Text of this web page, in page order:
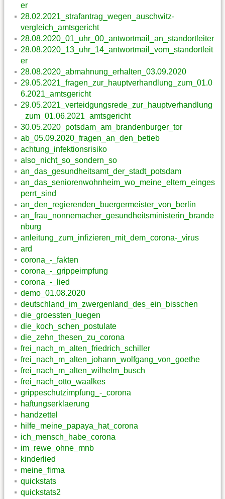
er
28.02.2021_strafantrag_wegen_auschwitz-
vergleich_amtsgericht
28.08.2020_01_uhr_00_antwortmail_an_standortleiter
28.08.2020_13_uhr_14_antwortmail_vom_standortleit
er
28.08.2020_abmahnung_erhalten_03.09.2020
29.05.2021_fragen_zur_hauptverhandlung_zum_01.0
6.2021_amtsgericht
29.05.2021_verteidgungsrede_zur_hauptverhandlung
_zum_01.06.2021_amtsgericht
30.05.2020_potsdam_am_brandenburger_tor
ab_05.09.2020_fragen_an_den_betieb
achtung_infektionsrisiko
also_nicht_so_sondern_so
an_das_gesundheitsamt_der_stadt_potsdam
an_das_seniorenwohnheim_wo_meine_eltern_einges
perrt_sind
an_den_regierenden_buergermeister_von_berlin
an_frau_nonnemacher_gesundheitsministerin_brande
nburg
anleitung_zum_infizieren_mit_dem_corona-_virus
ard
corona_-_fakten
corona_-_grippeimpfung
corona_-_lied
demo_01.08.2020
deutschland_im_zwergenland_des_ein_bisschen
die_groessten_luegen
die_koch_schen_postulate
die_zehn_thesen_zu_corona
frei_nach_m_alten_friedrich_schiller
frei_nach_m_alten_johann_wolfgang_von_goethe
frei_nach_m_alten_wilhelm_busch
frei_nach_otto_waalkes
grippeschutzimpfung_-_corona
haftungserklaerung
handzettel
hilfe_meine_papaya_hat_corona
ich_mensch_habe_corona
im_rewe_ohne_mnb
kinderlied
meine_firma
quickstats
quickstats2